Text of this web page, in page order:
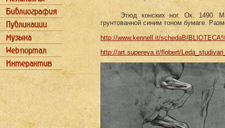
Этюд конских ног. Ок. 1490.
грунтованной синим тоном бумаге.
http://www.kennell.it/
http://art.supereva.it/flobert/